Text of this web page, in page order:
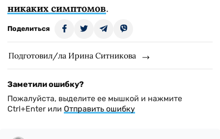
никаких симптомов.
Поделиться
Подготовил/ла Ирина Ситникова
Заметили ошибку?
Пожалуйста, выделите ее мышкой и нажмите
Ctrl+Enter или Отправить ошибку